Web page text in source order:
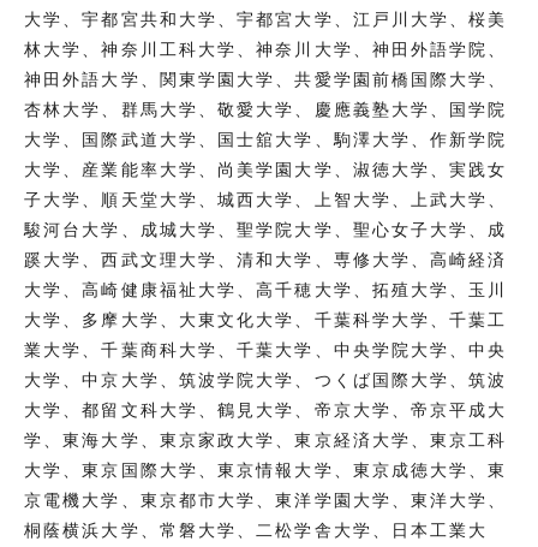
大学、宇都宮共和大学、宇都宮大学、江戸川大学、桜美
林大学、神奈川工科大学、神奈川大学、神田外語学院、
神田外語大学、関東学園大学、共愛学園前橋国際大学、
杏林大学、群馬大学、敬愛大学、慶應義塾大学、国学院
大学、国際武道大学、国士舘大学、駒澤大学、作新学院
大学、産業能率大学、尚美学園大学、淑徳大学、実践女
子大学、順天堂大学、城西大学、上智大学、上武大学、
駿河台大学、成城大学、聖学院大学、聖心女子大学、成
蹊大学、西武文理大学、清和大学、専修大学、高崎経済
大学、高崎健康福祉大学、高千穂大学、拓殖大学、玉川
大学、多摩大学、大東文化大学、千葉科学大学、千葉工
業大学、千葉商科大学、千葉大学、中央学院大学、中央
大学、中京大学、筑波学院大学、つくば国際大学、筑波
大学、都留文科大学、鶴見大学、帝京大学、帝京平成大
学、東海大学、東京家政大学、東京経済大学、東京工科
大学、東京国際大学、東京情報大学、東京成徳大学、東
京電機大学、東京都市大学、東洋学園大学、東洋大学、
桐蔭横浜大学、常磐大学、二松学舎大学、日本工業大